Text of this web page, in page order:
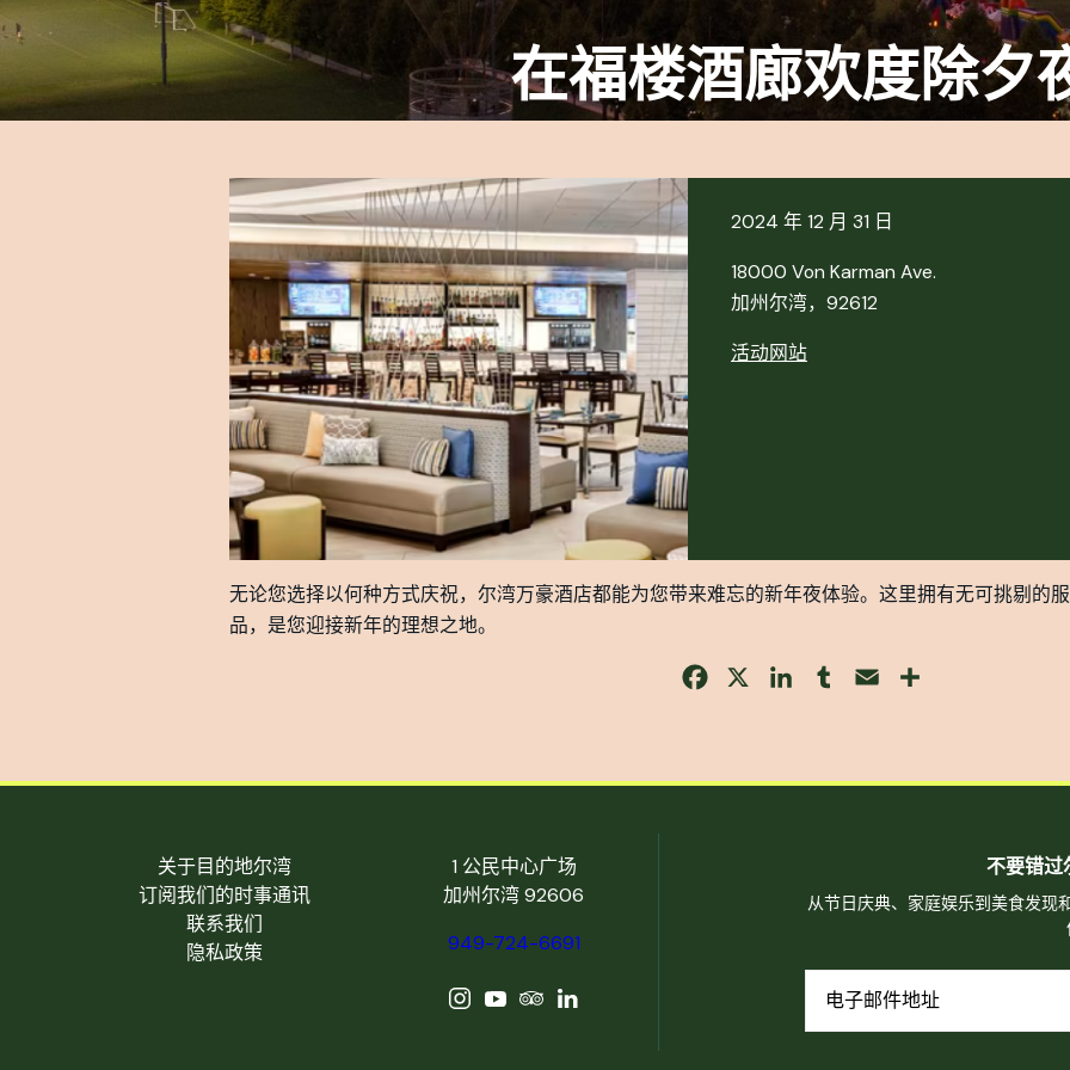
在福楼酒廊欢度除夕
2024 年 12 月 31 日
18000 Von Karman Ave.
加州尔湾，92612
活动网站
无论您选择以何种方式庆祝，尔湾万豪酒店都能为您带来难忘的新年夜体验。这里拥有无可挑剔的
品，是您迎接新年的理想之地。
Facebook LinkedInTumblr Email
关于目的地尔湾
订阅我们的时事通讯
联系我们
隐私政策
1 公民中心广场
加州尔湾 92606
949-724-6691
不要错过
从节日庆典、家庭娱乐到美食发现